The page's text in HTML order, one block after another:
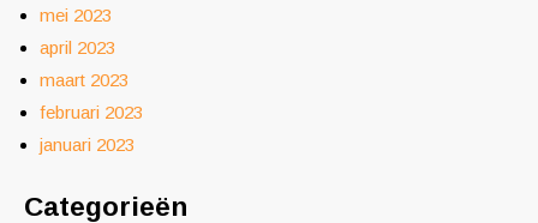
mei 2023
april 2023
maart 2023
februari 2023
januari 2023
Categorieën